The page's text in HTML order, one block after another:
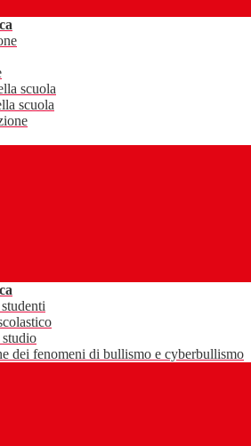
scuola
scuola
dei fenomeni di bullismo e cyberbullismo